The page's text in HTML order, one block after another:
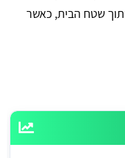
בתוך שטח הבית, כאשר